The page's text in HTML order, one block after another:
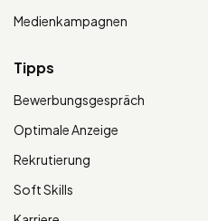
Medienkampagnen
Tipps
Bewerbungsgespräch
Optimale Anzeige
Rekrutierung
Soft Skills